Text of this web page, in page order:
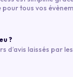
pour trouver le
tous vos
?
d’avis laissés par